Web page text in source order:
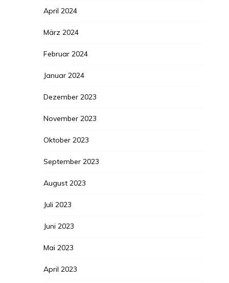
April 2024
März 2024
Februar 2024
Januar 2024
Dezember 2023
November 2023
Oktober 2023
September 2023
August 2023
Juli 2023
Juni 2023
Mai 2023
April 2023